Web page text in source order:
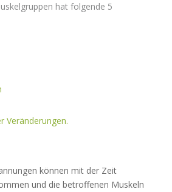
hat folgende 5
Veränderungen.
können mit der Zeit
und die betroffenen Muskeln